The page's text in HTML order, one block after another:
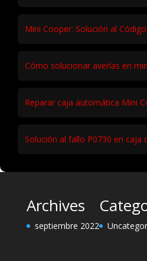
Mini Cooper: Solución al
Cómo solucionar averías en
Reparar caja automática Mini
Solución al fallo P0730 en caja
Archives
septiembre 2022